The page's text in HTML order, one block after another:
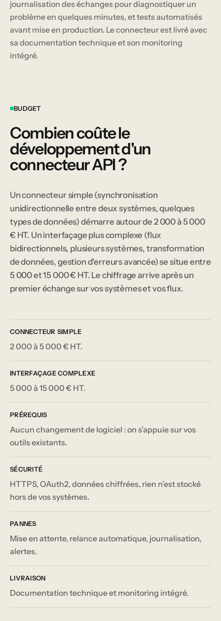
journalisation des échanges pour diagnostiquer un
problème en quelques minutes, et tests automatisés
avant mise en production. Le connecteur est livré avec
sa documentation technique et son monitoring
intégré.
BUDGET
Combien coûte le
développement d'un
connecteur API ?
Un connecteur simple (synchronisation
unidirectionnelle entre deux systèmes, quelques
types de données) démarre autour de 2 000 à 5 000
€ HT. Un interfaçage plus complexe (flux
bidirectionnels, plusieurs systèmes, transformation
de données, gestion d'erreurs avancée) se situe entre
5 000 et 15 000 € HT. Le chiffrage arrive après un
premier échange sur vos systèmes et vos flux.
CONNECTEUR SIMPLE
2 000 à 5 000 € HT.
INTERFAÇAGE COMPLEXE
5 000 à 15 000 € HT.
PRÉREQUIS
Aucun changement de logiciel : on s’appuie sur vos
outils existants.
SÉCURITÉ
HTTPS, OAuth2, données chiffrées, rien n’est stocké
hors de vos systèmes.
PANNES
Mise en attente, relance automatique, journalisation,
alertes.
LIVRAISON
Documentation technique et monitoring intégré.